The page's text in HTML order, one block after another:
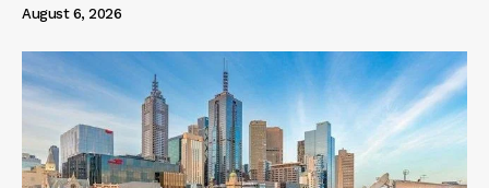
August 6, 2026